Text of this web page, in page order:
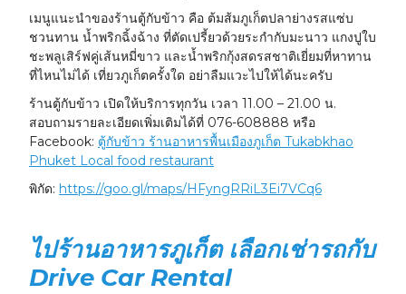
เมนูแนะนำของร้านตู้กับข้าว คือ ต้มส้มภูเก็ตปลาย่างรสแซ่บ
ชวนทาน น้ำพริกฉิ้งฉ้าง ที่ตัดเปรี้ยวด้วยระกำกับมะนาว แกงปูใบ
ชะพลูเสิร์ฟคู่เส้นหมี่ขาว และน้ำพริกกุ้งสดรสชาติเยี่ยมที่หาทาน
ที่ไหนไม่ได้ เที่ยวภูเก็ตครั้งใด อย่าลืมแวะไปให้ได้นะครับ
ร้านตู้กับข้าว เปิดให้บริการทุกวัน เวลา 11.00 – 21.00​ น.
สอบถามรายละเอียดเพิ่มเติมได้ที่ 076-608888 หรือ
Facebook: ตู้กับข้าว ร้านอาหารพื้นเมืองภูเก็ต Tukabkhao
Phuket Local food restaurant
พิกัด: https://goo.gl/maps/HFyngRRiL3Ei7VCq6
ไปร้านอาหารภูเก็ต เลือกเช่ารถกับ
Drive Car Rental